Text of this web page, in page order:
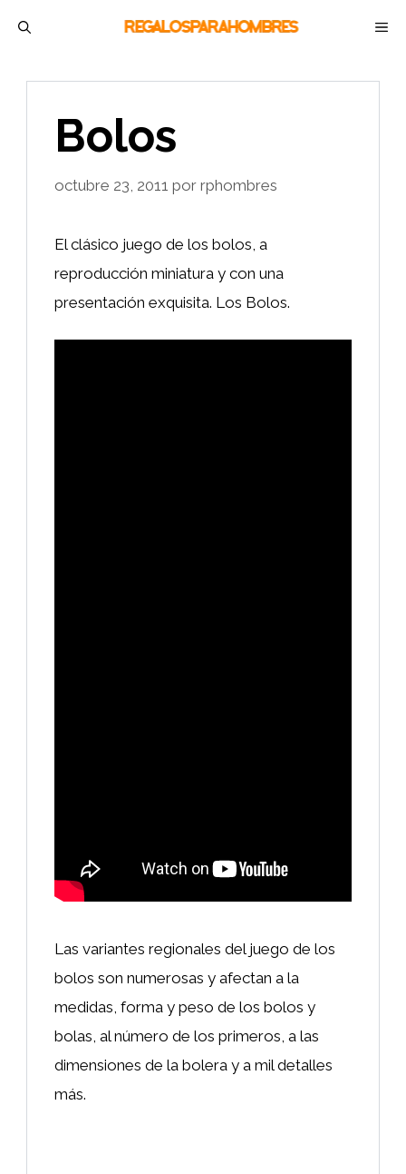
Bolos
octubre 23, 2011 por rphombres
El clásico juego de los bolos, a
reproducción miniatura y con una
presentación exquisita. Los Bolos.
Las variantes regionales del juego de los
bolos son numerosas y afectan a la
medidas, forma y peso de los bolos y
bolas, al número de los primeros, a las
dimensiones de la bolera y a mil detalles
más.